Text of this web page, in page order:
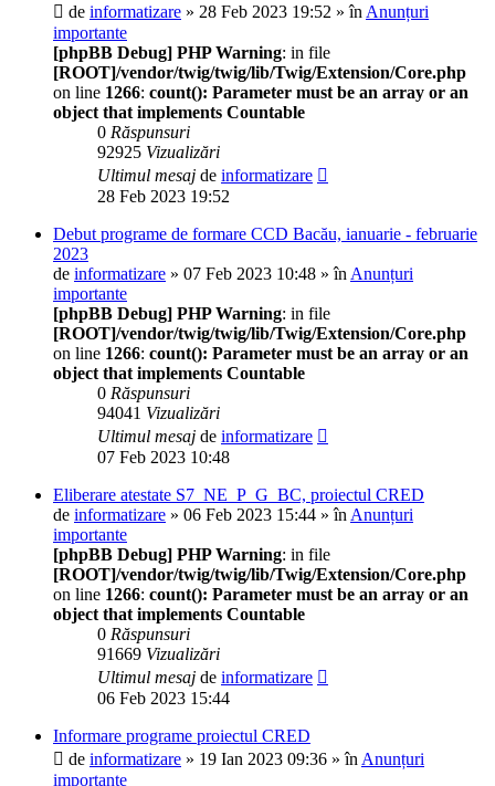
de informatizare » 28 Feb 2023 19:52 » în Anunțuri
importante
[phpBB Debug] PHP Warning: in file
[ROOT]/vendor/twig/twig/lib/Twig/Extension/Core.php
on line 1266: count(): Parameter must be an array or an
object that implements Countable
0 Răspunsuri
92925 Vizualizări
Ultimul mesaj de informatizare
28 Feb 2023 19:52
Debut programe de formare CCD Bacău, ianuarie - februarie
2023
de informatizare » 07 Feb 2023 10:48 » în Anunțuri
importante
[phpBB Debug] PHP Warning: in file
[ROOT]/vendor/twig/twig/lib/Twig/Extension/Core.php
on line 1266: count(): Parameter must be an array or an
object that implements Countable
0 Răspunsuri
94041 Vizualizări
Ultimul mesaj de informatizare
07 Feb 2023 10:48
Eliberare atestate S7_NE_P_G_BC, proiectul CRED
de informatizare » 06 Feb 2023 15:44 » în Anunțuri
importante
[phpBB Debug] PHP Warning: in file
[ROOT]/vendor/twig/twig/lib/Twig/Extension/Core.php
on line 1266: count(): Parameter must be an array or an
object that implements Countable
0 Răspunsuri
91669 Vizualizări
Ultimul mesaj de informatizare
06 Feb 2023 15:44
Informare programe proiectul CRED
de informatizare » 19 Ian 2023 09:36 » în Anunțuri
importante